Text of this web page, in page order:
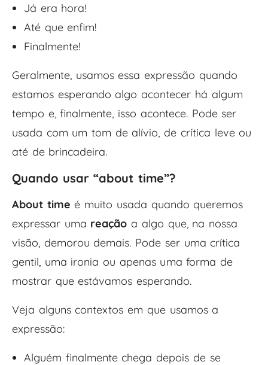
Já era hora!
Até que enfim!
Finalmente!
Geralmente, usamos essa expressão quando
estamos esperando algo acontecer há algum
tempo e, finalmente, isso acontece. Pode ser
usada com um tom de alívio, de crítica leve ou
até de brincadeira.
Quando usar “about time”?
About time é muito usada quando queremos
expressar uma reação a algo que, na nossa
visão, demorou demais. Pode ser uma crítica
gentil, uma ironia ou apenas uma forma de
mostrar que estávamos esperando.
Veja alguns contextos em que usamos a
expressão:
Alguém finalmente chega depois de se